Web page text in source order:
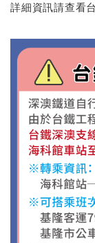
詳細資訊請查看